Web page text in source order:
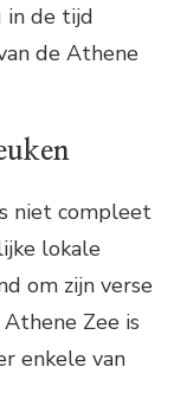
in de tijd
de Athene
niet compleet
lokale
om zijn verse
Zee is
enkele van